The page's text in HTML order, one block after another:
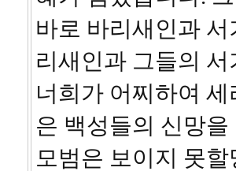
바로 바리새인과
리새인과 그들의
너희가 어찌하여
은 백성들의 신망
모범은 보이지 못